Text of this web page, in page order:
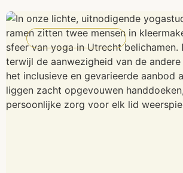
NIET-GECATEGORISEERD